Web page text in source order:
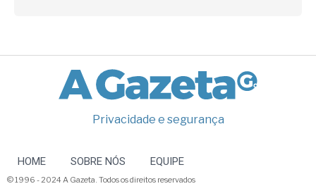
Privacidade e segurança
HOME SOBRE NÓS EQUIPE
© 1996 - 2024 A Gazeta. Todos os direitos reservados